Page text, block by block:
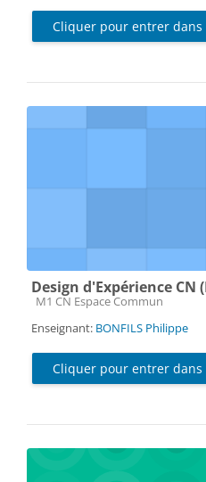
Cliquer pour entrer dans
Design d'Expérience CN
Catégorie de cours
M1 CN Espace Commun
Enseignant: BONFILS Philippe
Cliquer pour entrer dans